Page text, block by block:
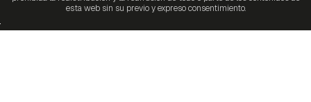
esta web sin su previo y expreso consentimiento.